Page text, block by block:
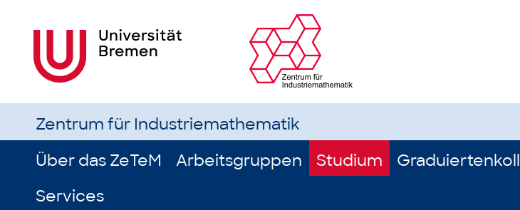
Zentrum für Industriemathematik
Über das ZeTeM
Arbeitsgruppen Studium
Services